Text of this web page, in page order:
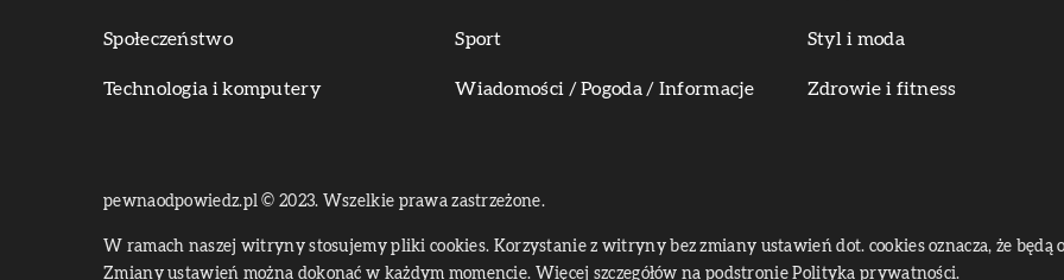
Społeczeństwo Sport Styl i moda
Technologia i komputery Wiadomości / Pogoda / Informacje Zdrowie i fitness
pewnaodpowiedz.pl © 2023. Wszelkie prawa zastrzeżone.
W ramach naszej witryny stosujemy pliki cookies. Korzystanie z witryny bez zmiany ustawień dot. cookies oznacza, że będą
Zmiany ustawień można dokonać w każdym momencie. Więcej szczegółów na podstronie Polityka prywatności.